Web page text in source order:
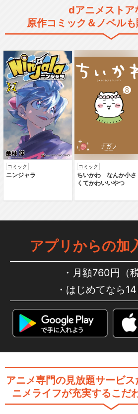
O…
Live
O…
Live
Live
O…
Live
O…
Live
O…
閉じる
dアニメストア
原作コミック＆ノベルも
コミック
ニンジャラ
コミック
ちいかわ なんか小さ
くてかわいいやつ
アプリからの加
月額760円（税
はじめてなら
アニメ専門の見放題サービス
ニメライフが充実するこだ